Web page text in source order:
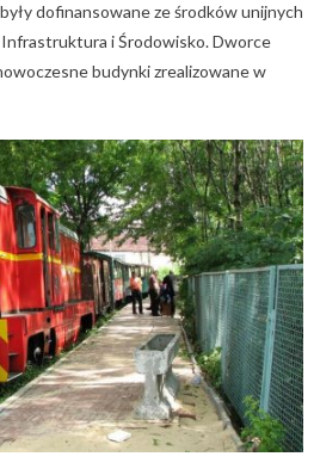
dofinansowane ze środków unijnych
i Środowisko. Dworce
budynki zrealizowane w